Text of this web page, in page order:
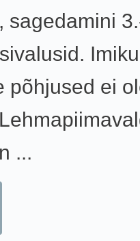
sagedamini
põhjused ei
...